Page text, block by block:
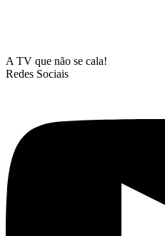
A TV que não se cala!
Redes Sociais